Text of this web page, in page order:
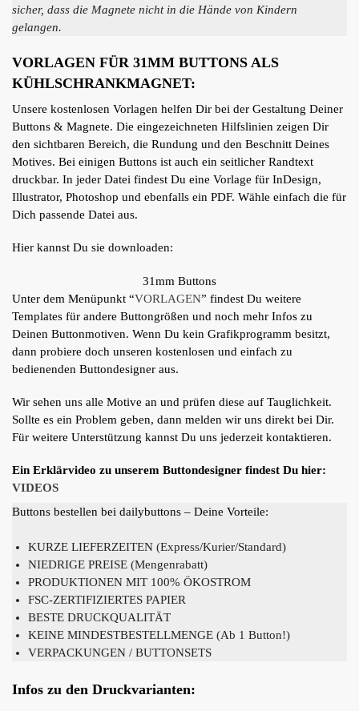
sicher, dass die Magnete nicht in die Hände von Kindern
gelangen.
VORLAGEN FÜR 31MM BUTTONS ALS
KÜHLSCHRANKMAGNET:
Unsere kostenlosen Vorlagen helfen Dir bei der Gestaltung Deiner
Buttons & Magnete. Die eingezeichneten Hilfslinien zeigen Dir
den sichtbaren Bereich, die Rundung und den Beschnitt Deines
Motives. Bei einigen Buttons ist auch ein seitlicher Randtext
druckbar. In jeder Datei findest Du eine Vorlage für InDesign,
Illustrator, Photoshop und ebenfalls ein PDF. Wähle einfach die für
Dich passende Datei aus.
Hier kannst Du sie downloaden:
31mm Buttons
Unter dem Menüpunkt “VORLAGEN” findest Du weitere
Templates für andere Buttongrößen und noch mehr Infos zu
Deinen Buttonmotiven. Wenn Du kein Grafikprogramm besitzt,
dann probiere doch unseren kostenlosen und einfach zu
bedienenden Buttondesigner aus.
Wir sehen uns alle Motive an und prüfen diese auf Tauglichkeit.
Sollte es ein Problem geben, dann melden wir uns direkt bei Dir.
Für weitere Unterstützung kannst Du uns jederzeit kontaktieren.
Ein Erklärvideo zu unserem Buttondesigner findest Du hier:
VIDEOS
Buttons bestellen bei dailybuttons – Deine Vorteile:
KURZE LIEFERZEITEN (Express/Kurier/Standard)
NIEDRIGE PREISE (Mengenrabatt)
PRODUKTIONEN MIT 100% ÖKOSTROM
FSC-ZERTIFIZIERTES PAPIER
BESTE DRUCKQUALITÄT
KEINE MINDESTBESTELLMENGE (Ab 1 Button!)
VERPACKUNGEN / BUTTONSETS
Infos zu den Druckvarianten: